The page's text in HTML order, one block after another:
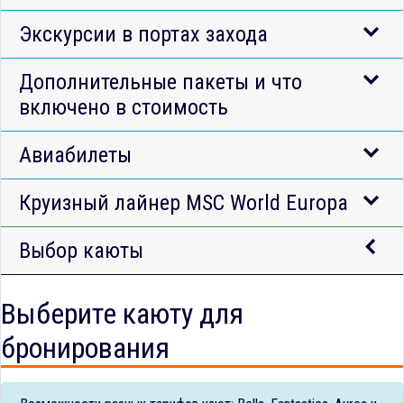
Экскурсии в портах захода
Дополнительные пакеты и что
включено в стоимость
Авиабилеты
Круизный лайнер MSC World Europa
Выбор каюты
Выберите каюту для
бронирования